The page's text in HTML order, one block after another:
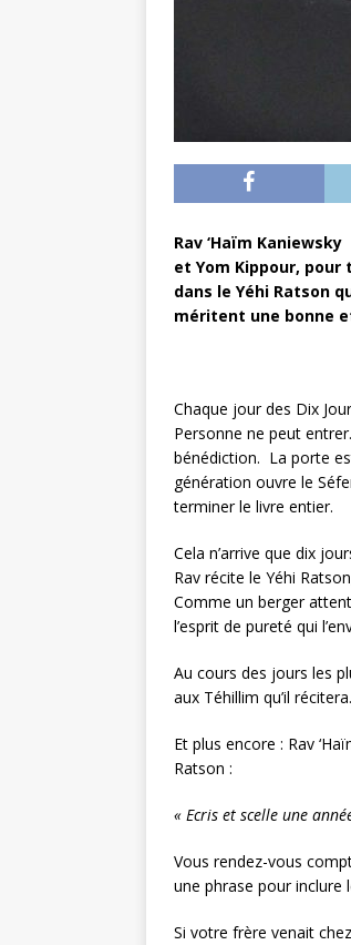
Rav ‘Haïm
et Yom Kippour,
dans le Yéhi Ratson
méritent une bonne
Chaque jour des Dix
Personne ne peut
bénédiction. La porte
génération ouvre le
terminer le livre entier.
Cela n’arrive que dix
Rav récite le Yéhi
Comme un berger
l’esprit de pureté qui
Au cours des jours les
aux Téhillim qu’il récitera.
Et plus encore : Rav
Ratson :
« Ecris et scelle une
Vous rendez-vous
une phrase pour inclure
Si votre frère venait